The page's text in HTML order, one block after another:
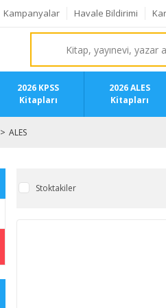
Kampanyalar Havale Bildirimi
2026 KPSS
Kitapları
2026 ALES
Kitapları
ALES
Stoktakiler